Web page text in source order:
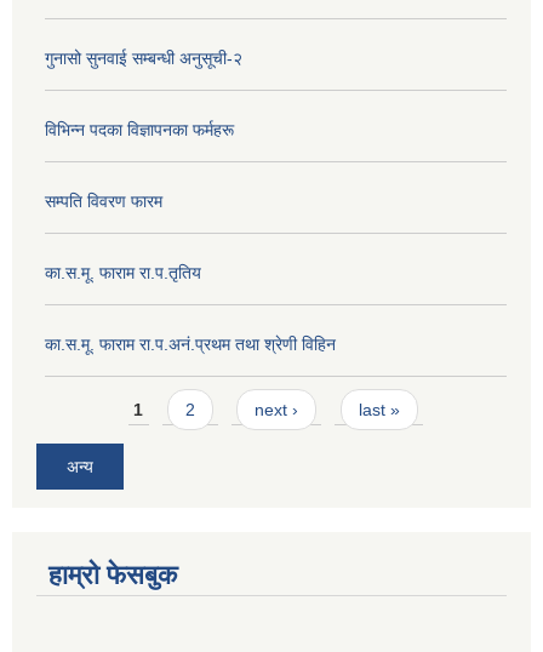
गुनासो सुनवाई सम्बन्धी अनुसूची-२
विभिन्न पदका विज्ञापनका फर्महरू
सम्पति विवरण फारम
का.स.मू. फाराम रा.प.तृतिय
का.स.मू. फाराम रा.प.अनं.प्रथम तथा श्रेणी विहिन
Pages1 2 next › last »
अन्य
हाम्रो फेसबुक